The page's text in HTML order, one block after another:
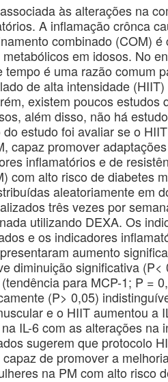
às alterações na
A inflamação crônca
combinado (COM)
em idosos. No
tempo é uma razão comum
de alta intensidade
existem poucos estudos
além disso, não há
estudo foi avaliar se o
capaz promover
inflamatórios e de
com alto risco de diabetes
aleatoriamente em
três vezes por
utilizando DEXA. Os
e os indicadores
aumento
diminuição significativa
para MCP-1; P =
(P> 0,05)
e o HIIT aumentou a
IL-6 com as alterações
sugerem que protocolo
de promover a
na PM com alto risco